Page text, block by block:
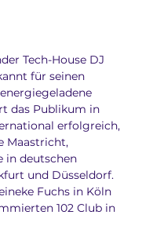
Tech-House DJ
für seinen
das Publikum in
erfolgreich,
Maastricht,
in deutschen
und Düsseldorf.
Fuchs in Köln
102 Club in